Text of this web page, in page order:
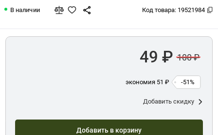
В наличии Код товара: 19521984
49 ₽ 100 ₽
экономия 51 ₽ -51%
Добавить скидку
Добавить в корзину